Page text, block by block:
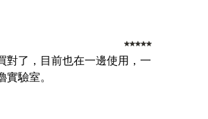
對了，目前也在一邊使用，一
驗室。